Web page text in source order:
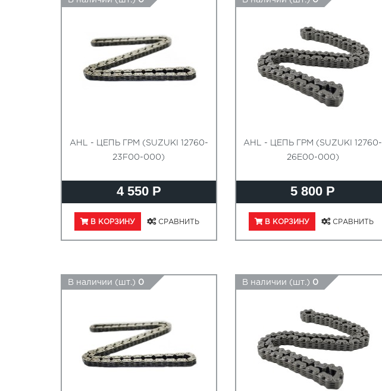
AHL - ЦЕПЬ ГРМ (SUZUKI 12760-
23F00-000)
4 550 Р
В КОРЗИНУ СРАВНИТЬ
AHL - ЦЕПЬ ГРМ (SUZUKI 12760-
26E00-000)
5 800 Р
В КОРЗИНУ СРАВНИТЬ
В наличии (шт.) 0 В наличии (шт.) 0